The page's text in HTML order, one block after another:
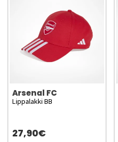
Arsenal FC
Lippalakki BB
27,90€